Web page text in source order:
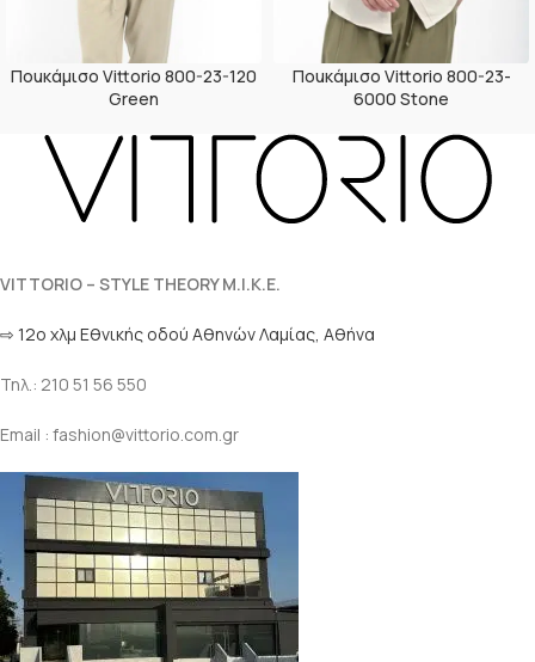
Ποuκάμισο Vittorio 800-23-120
Green
Ποuκάμισο Vittorio 800-23-
6000 Stone
VITTORIO – STYLE THEORY M.I.K.E.
⇨ 12ο χλμ Eθνικής οδού Αθηνών Λαμίας, Αθήνα
Τηλ.: 210 51 56 550
Email : fashion@vittorio.com.gr